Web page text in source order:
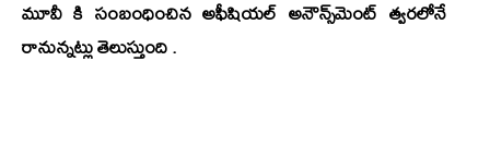
మూవీ కి సంబంధించిన అఫీషియల్ అనౌన్స్‌మెంట్ త్వరలోనే
రానున్నట్లు తెలుస్తుంది .